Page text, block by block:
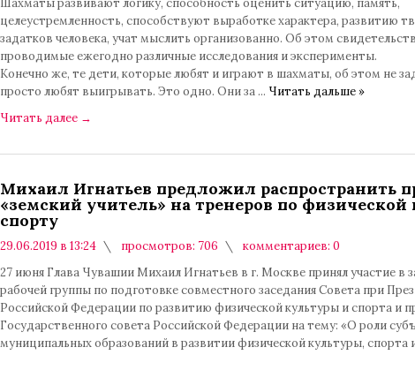
Шахматы развивают логику, способность оценить ситуацию, память,
целеустремленность, способствуют выработке характера, развитию
задатков человека, учат мыслить организованно. Об этом
проводимые ежегодно различные исследования и эксперименты.
Конечно же, те дети, которые любят и играют в шахматы, об этом не
просто любят выигрывать. Это одно. Они за ... Читать дальше »
Читать далее →
Михаил Игнатьев предложил распространить
«земский учитель» на тренеров по физической
спорту
29.06.2019 в 13:24 просмотров: 706
комментариев: 0
27 июня Глава Чувашии Михаил Игнатьев в г. Москве принял участие в
рабочей группы по подготовке совместного заседания Совета при
Российской Федерации по развитию физической культуры и спорта и
Государственного совета Российской Федерации на тему: «О роли
муниципальных образований в развитии физической культуры, спорта